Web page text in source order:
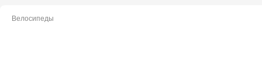
Велосипеды